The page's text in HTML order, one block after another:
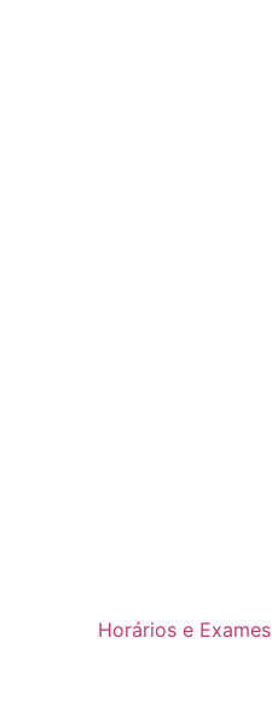
Horários e Exames